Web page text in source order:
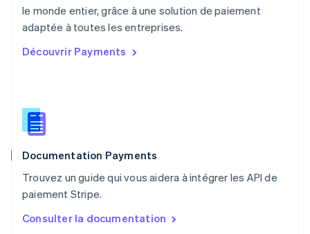
le monde entier, grâce à une solution de paiement
adaptée à toutes les entreprises.
Découvrir Payments
Documentation Payments
Trouvez un guide qui vous aidera à intégrer les API de
paiement Stripe.
Consulter la documentation
Pologne
English
PortuguêsEnglish
English
Roumanie
Royaume-Uni
Singapour
English 简体中文
English